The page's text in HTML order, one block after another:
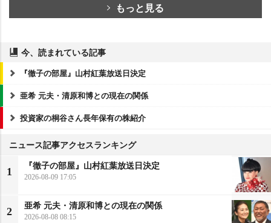
もっと見る
今、読まれている記事
『徹子の部屋』山村紅葉放送日決定
亜希 元夫・清原和博との現在の関係
投資家の桐谷さん長年保有の株紹介
ニュース記事アクセスランキング
1
『徹子の部屋』山村紅葉放送日決定
2026-08-09 17:05
2
亜希 元夫・清原和博との現在の関係
2026-08-08 08:15